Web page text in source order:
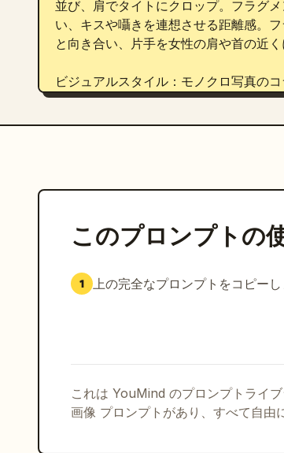
並び、肩でタイトにクロップ。フラグ
い、キスや囁きを連想させる距離感。
と向き合い、片手を女性の肩や首の近く
ビジュアルスタイル：モノクロ写真の
トブラックの背景、鮮やかな白で表現
このプロンプトの
1 上の完全なプロンプトをコピーし
これは YouMind のプロンプトライ
画像 プロンプトがあり、すべて自由